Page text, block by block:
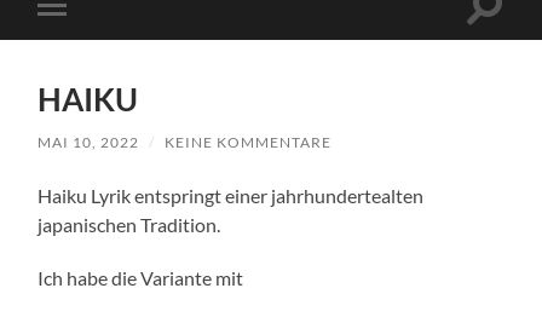
Mobile-
Menü
HAIKU
MAI 10, 2022 / KEINE KOMMENTARE
Haiku Lyrik entspringt einer jahrhundertealten
japanischen Tradition.
Ich habe die Variante mit